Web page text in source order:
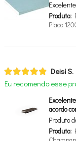
Excelente
Produto:
Placo
Deisi S.
Eu recomendo esse
acordo
Produto
Produto: